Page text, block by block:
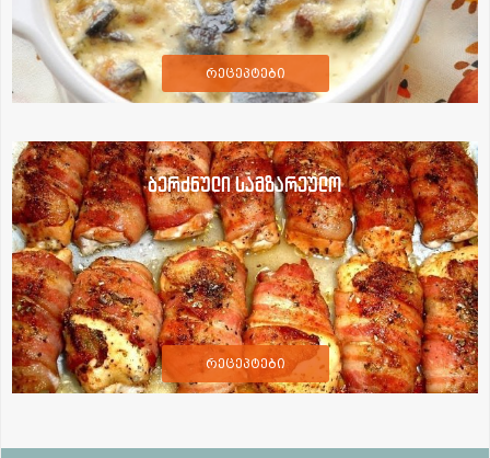
რეცეპტები
ბერძნული სამზარეულო
რეცეპტები